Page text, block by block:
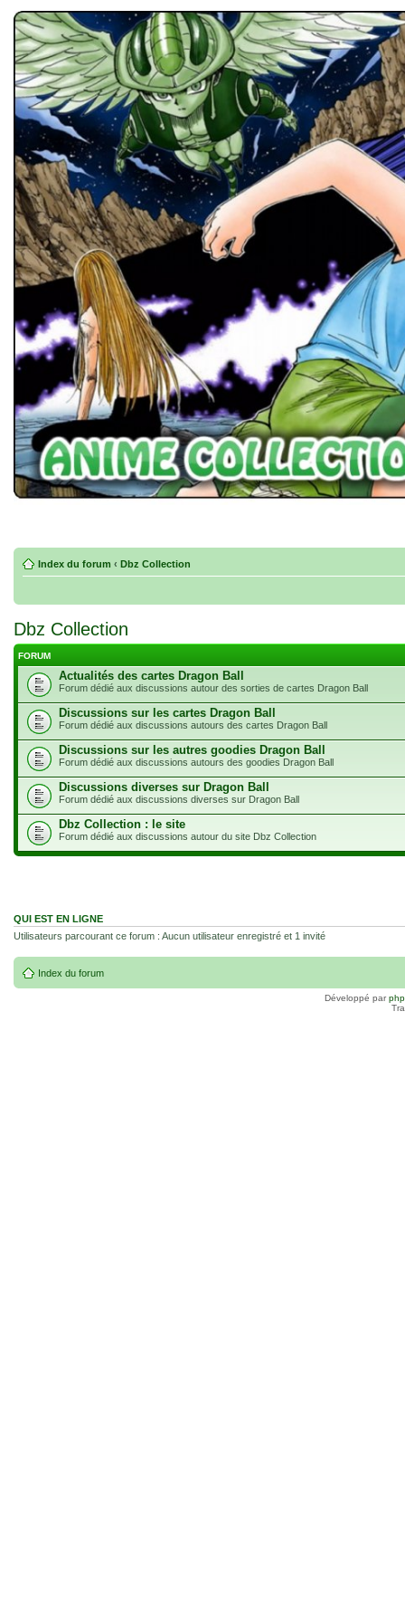
Index du forum ‹ Dbz Collection
Dbz Collection
FORUM
Actualités des cartes Dragon Ball
Forum dédié aux discussions autour des sorties de cartes Dragon Ball
Discussions sur les cartes Dragon Ball
Forum dédié aux discussions autours des cartes Dragon Ball
Discussions sur les autres goodies Dragon Ball
Forum dédié aux discussions autours des goodies Dragon Ball
Discussions diverses sur Dragon Ball
Forum dédié aux discussions diverses sur Dragon Ball
Dbz Collection : le site
Forum dédié aux discussions autour du site Dbz Collection
QUI EST EN LIGNE
Utilisateurs parcourant ce forum : Aucun utilisateur enregistré et 1 invité
Index du forum
Développé par